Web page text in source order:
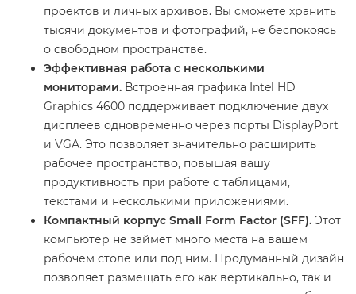
проектов и личных архивов. Вы сможете хранить
тысячи документов и фотографий, не беспокоясь
о свободном пространстве.
Эффективная работа с несколькими
мониторами. Встроенная графика Intel HD
Graphics 4600 поддерживает подключение двух
дисплеев одновременно через порты DisplayPort
и VGA. Это позволяет значительно расширить
рабочее пространство, повышая вашу
продуктивность при работе с таблицами,
текстами и несколькими приложениями.
Компактный корпус Small Form Factor (SFF). Этот
компьютер не займет много места на вашем
рабочем столе или под ним. Продуманный дизайн
позволяет размещать его как вертикально, так и